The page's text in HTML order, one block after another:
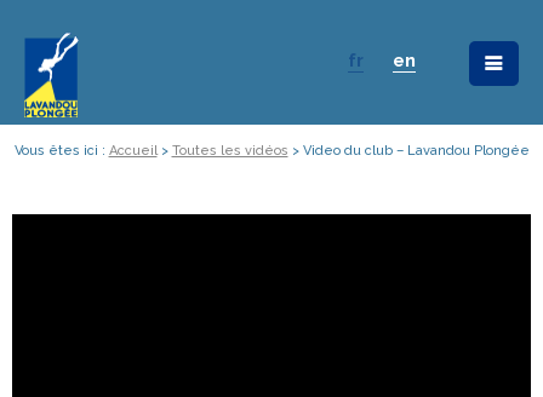
fr en
Vous êtes ici : Accueil> Toutes les vidéos > Video du club – Lavandou Plongée